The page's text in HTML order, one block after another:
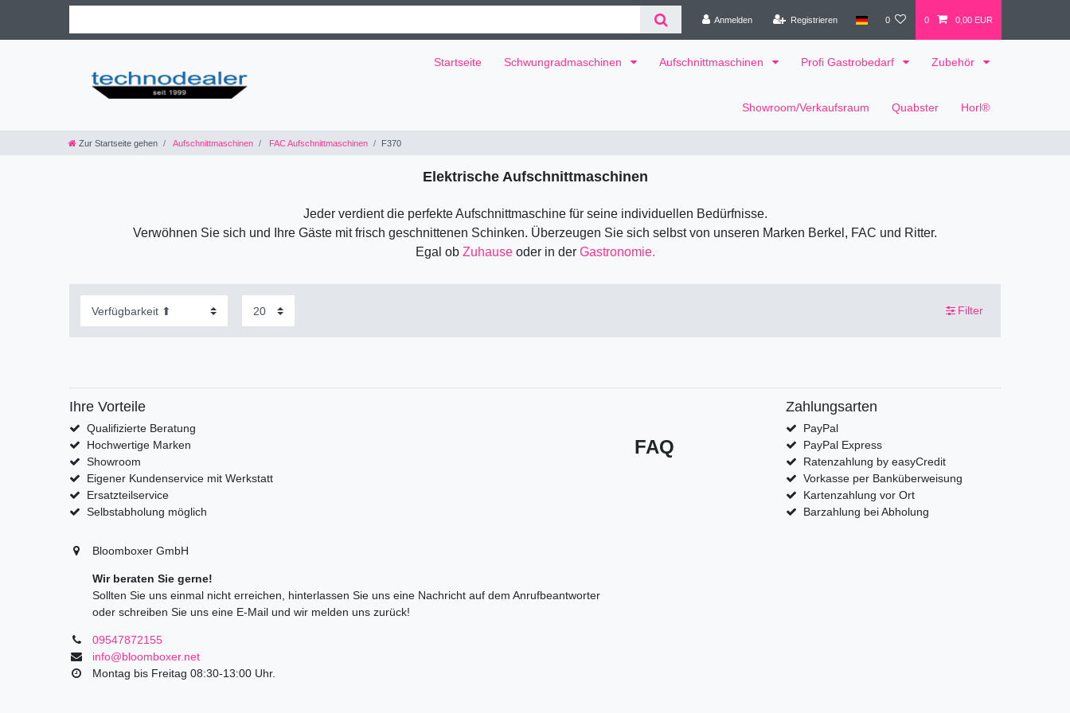
Anmelden Registrieren 0 0 0,00 EUR
Startseite Schwungradmaschinen Aufschnittmaschinen Profi Gastrobedarf Zubehör
Showroom/Verkaufsraum Quabster Horl®
Zur Startseite gehen Aufschnittmaschinen FAC Aufschnittmaschinen F370
Elektrische Aufschnittmaschinen
Jeder verdient die perfekte Aufschnittmaschine für seine individuellen Bedürfnisse.
Verwöhnen Sie sich und Ihre Gäste mit frisch geschnittenen Schinken. Überzeugen Sie sich selbst von unseren Marken Berkel, FAC und Ritter.
Egal ob Zuhauseoder in der Gastronomie.
Filter
Ihre Vorteile
Qualifizierte Beratung
Hochwertige Marken
Showroom
Eigener Kundenservice mit Werkstatt
Ersatzteilservice
Selbstabholung möglich
FAQ
Zahlungsarten
PayPal
PayPal Express
Ratenzahlung by easyCredit
Vorkasse per Banküberweisung
Kartenzahlung vor Ort
Barzahlung bei Abholung
Bloomboxer GmbH
Wir beraten Sie gerne!
Sollten Sie uns einmal nicht erreichen, hinterlassen Sie uns eine Nachricht auf dem Anrufbeantworter
oder schreiben Sie uns eine E-Mail und wir melden uns zurück!
09547872155
info@bloomboxer.net
Montag bis Freitag 08:30-13:00 Uhr.